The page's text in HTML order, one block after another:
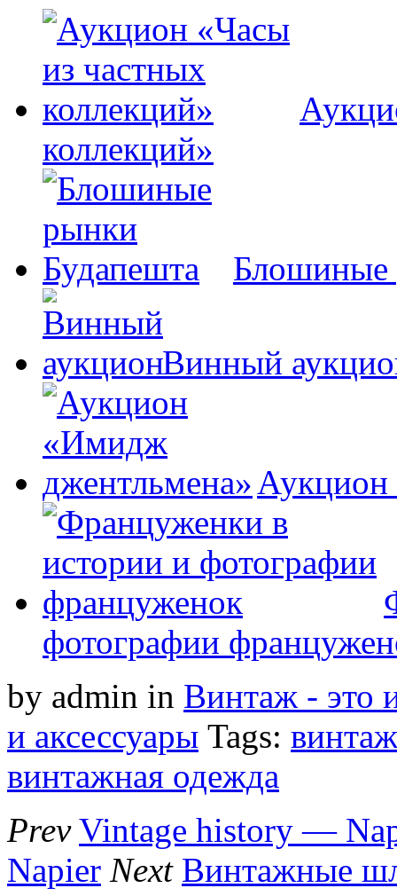
коллекций»
Блошиные
Винный
фотографии
by admin in Винтаж - это
и аксессуары Tags: винтаж
винтажная одежда
Prev Vintage history —
Napier Next Винтажные